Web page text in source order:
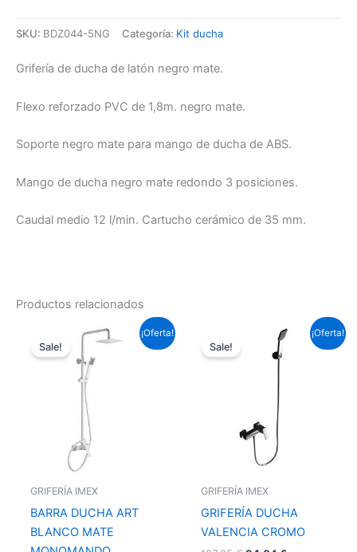
SKU: BDZ044-5NG Categoría: Kit ducha
Grifería de ducha de latón negro mate.
Flexo reforzado PVC de 1,8m. negro mate.
Soporte negro mate para mango de ducha de ABS.
Mango de ducha negro mate redondo 3 posiciones.
Caudal medio 12 l/min. Cartucho cerámico de 35 mm.
Productos relacionados
¡Oferta!
Sale!
GRIFERÍA IMEX
BARRA DUCHA ART
BLANCO MATE
precio
original
era:
237,16 €.
precio
¡Oferta!
Sale!
GRIFERÍA IMEX
GRIFERÍA DUCHA
VALENCIA CROMO
original
El
precio